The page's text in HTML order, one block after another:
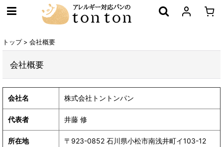
トップ > 会社概要
会社概要
会社名 株式会社トントンパン
代表者 井藤 修
所在地 〒923-0852 石川県小松市南浅井町イ103-12